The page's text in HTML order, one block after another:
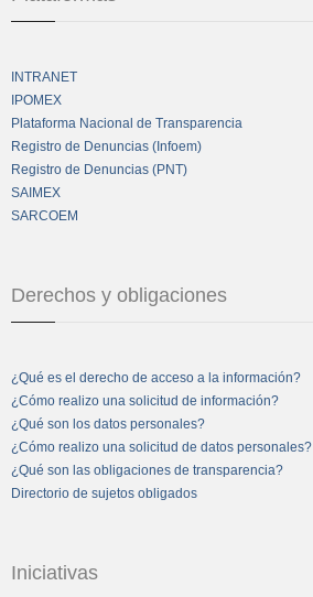
INTRANET
IPOMEX
Plataforma Nacional de Transparencia
Registro de Denuncias (Infoem)
Registro de Denuncias (PNT)
SAIMEX
SARCOEM
Derechos y obligaciones
¿Qué es el derecho de acceso a la información?
¿Cómo realizo una solicitud de información?
¿Qué son los datos personales?
¿Cómo realizo una solicitud de datos personales?
¿Qué son las obligaciones de transparencia?
Directorio de sujetos obligados
Iniciativas